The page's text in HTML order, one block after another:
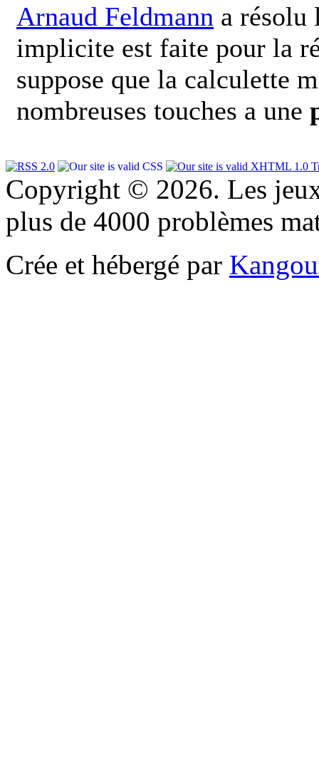
Arnaud Feldmann a résolu
implicite est faite pour la
suppose que la calculette
nombreuses touches a une
Copyright © 2026. Les
plus de 4000 problèmes
Crée et hébergé par